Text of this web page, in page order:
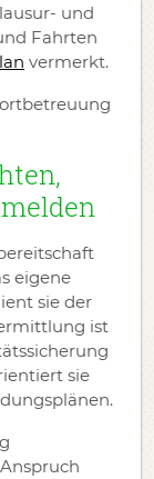
und
Fahrten
vermerkt.
eigene
sie der
ist
sie